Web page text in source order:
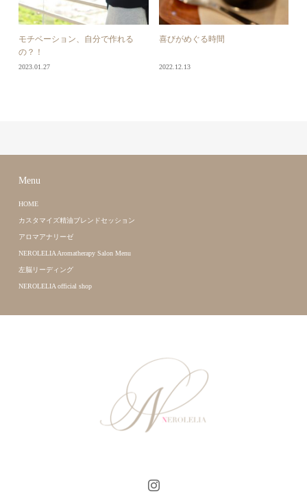
モチベーション、自分で作れる
の？！
2023.01.27
喜びがめぐる時間
2022.12.13
Menu
HOME
カスタマイズ精油ブレンドセッション
アロマアナリーゼ
NEROLELIA Aromatherapy Salon Menu
左脳リーディング
NEROLELIA official shop